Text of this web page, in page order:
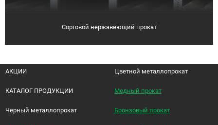
Сортовой нержавеющий прокат
АКЦИИ
КАТАЛОГ ПРОДУКЦИИ
Черный металлопрокат
Цветной металлопрокат
Медный прокат
Бронзовый прокат